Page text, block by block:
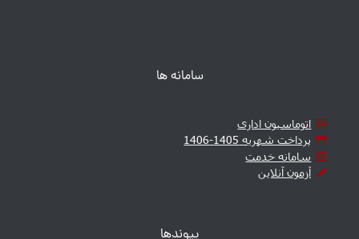
سامانه ها
اتوماسیون اداری
پرداخت شهریه 1405-1406
سامانه خدمت
آزمون آنلاین